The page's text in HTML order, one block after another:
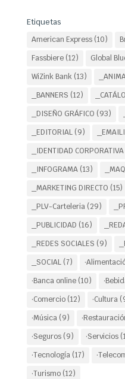
Etiquetas
American Express(10)
Fassbiere(12) Global
WiZink Bank(13)
_BANNERS (12)
_DISEÑO GRÁFICO (93)
_EDITORIAL(9)
_IDENTIDAD CORPORATIVA
_INFOGRAMA(13)
_MARKETING DIRECTO (15)
_PLV-Carteleria(29)
_PUBLICIDAD (16)
_REDES SOCIALES (9)
_SOCIAL(7)
·Banca online(10)
·Comercio(12) ·Cultura
·Música(9)
·Seguros(9) ·Servicios
·Tecnología(17)
·Turismo(12)